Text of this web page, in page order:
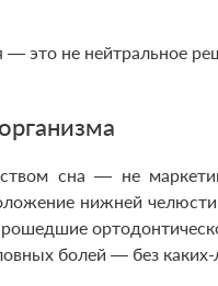
это не нейтральное
сна — не
нижней
болей — без каких-